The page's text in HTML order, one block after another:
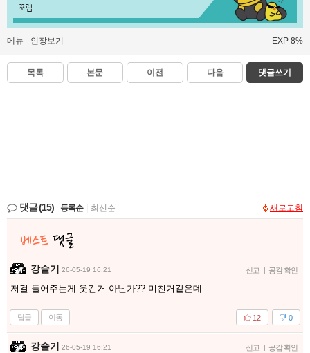
쪼렙
메뉴 인장보기 EXP 8%
목록 본문 이전 다음 댓글쓰기
댓글(15) 등록순 최신순 새로고침
강슬기 26-05-19 16:21 신고 | 공감 확인
저걸 들어주는게 웃긴거 아닌가?? 미친거같은데
답글 이동 0
12
강슬기 26-05-19 16:21 신고 | 공감 확인